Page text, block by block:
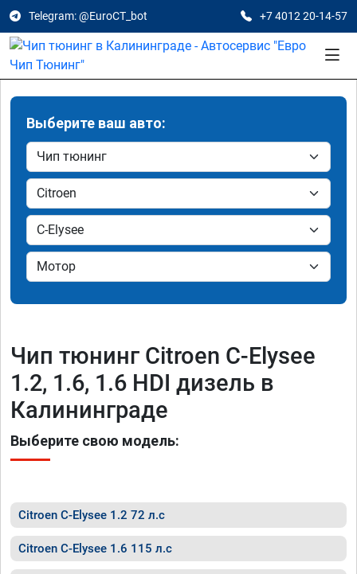
Telegram: @EuroCT_bot +7 4012 20-14-57
Выберите ваш авто:
Чип тюнинг Citroen C-Elysee
1.2, 1.6, 1.6 HDI дизель в
Калининграде
Выберите свою модель:
Citroen C-Elysee 1.2 72 л.с
Citroen C-Elysee 1.6 115 л.с